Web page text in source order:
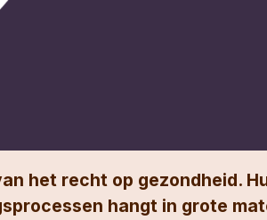
het recht op gezondheid.
hangt in grote